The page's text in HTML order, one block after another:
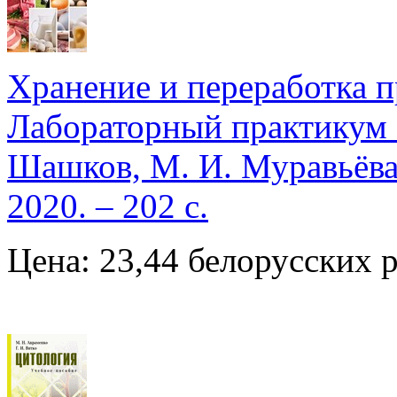
Хранение и переработка
Лабораторный
Шашков, М. И.
2020. – 202 с.
Цена: 23,44 белорусских